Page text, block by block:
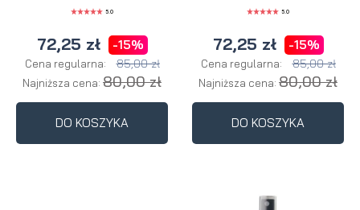
5.0
72,25 zł -15%
Cena regularna: 85,00 zł
Najniższa cena: 80,00 zł
DO KOSZYKA
5.0
72,25 zł -15%
Cena regularna: 85,00 zł
Najniższa cena: 80,00 zł
DO KOSZYKA